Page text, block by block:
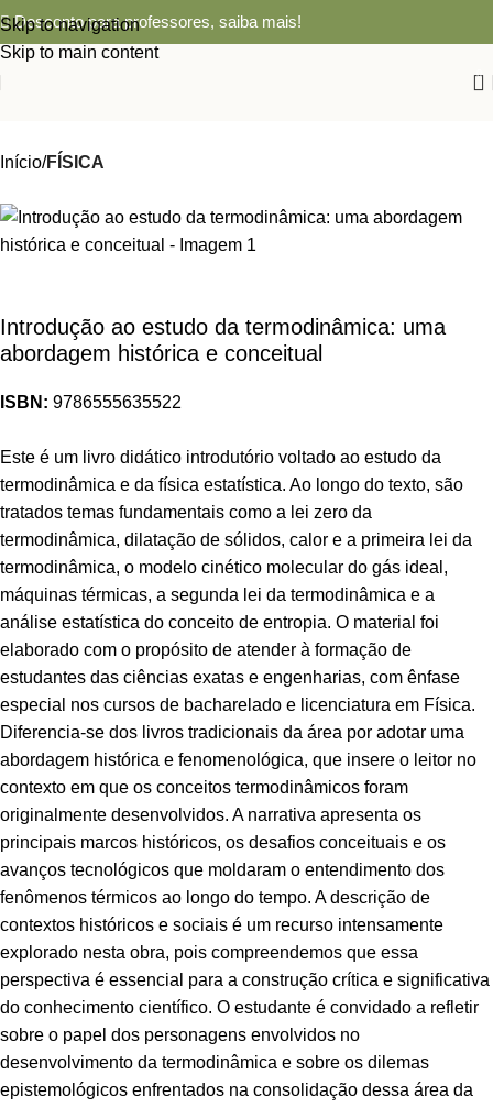
Skip to navigation
Skip to main content
Desconto para professores, saiba mais!
0
Início FÍSICA
Introdução ao estudo da termodinâmica: uma
abordagem histórica e conceitual
ISBN: 9786555635522
Este é um livro didático introdutório voltado ao estudo da
termodinâmica e da física estatística. Ao longo do texto, são
tratados temas fundamentais como a lei zero da
termodinâmica, dilatação de sólidos, calor e a primeira lei da
termodinâmica, o modelo cinético molecular do gás ideal,
máquinas térmicas, a segunda lei da termodinâmica e a
análise estatística do conceito de entropia. O material foi
elaborado com o propósito de atender à formação de
estudantes das ciências exatas e engenharias, com ênfase
especial nos cursos de bacharelado e licenciatura em Física.
Diferencia-se dos livros tradicionais da área por adotar uma
abordagem histórica e fenomenológica, que insere o leitor no
contexto em que os conceitos termodinâmicos foram
originalmente desenvolvidos. A narrativa apresenta os
principais marcos históricos, os desafios conceituais e os
avanços tecnológicos que moldaram o entendimento dos
fenômenos térmicos ao longo do tempo. A descrição de
contextos históricos e sociais é um recurso intensamente
explorado nesta obra, pois compreendemos que essa
perspectiva é essencial para a construção crítica e significativa
do conhecimento científico. O estudante é convidado a refletir
sobre o papel dos personagens envolvidos no
desenvolvimento da termodinâmica e sobre os dilemas
epistemológicos enfrentados na consolidação dessa área da